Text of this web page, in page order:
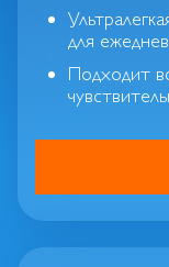
для
Подходит